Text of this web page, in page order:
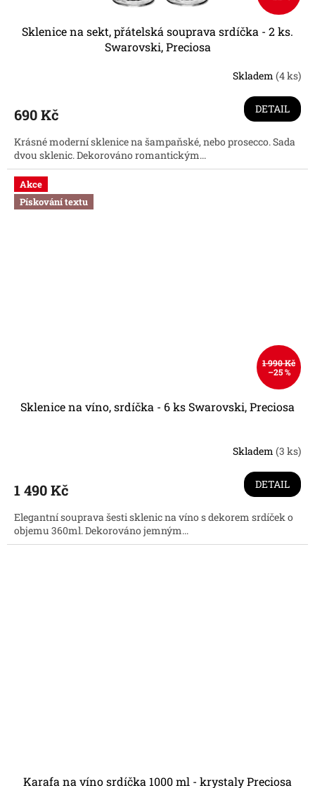
Sklenice na sekt, přátelská souprava srdíčka - 2 ks.
Swarovski, Preciosa
je
z
5
hvězdiček.
Skladem(4 ks)
690 Kč DETAIL
Krásné moderní sklenice na šampaňské, nebo prosecco. Sada
dvou sklenic. Dekorováno romantickým...
Akce
Pískování textu
1 990 Kč
–25 %
Sklenice na víno, srdíčka - 6 ks Swarovski, Preciosa
je
z
5
hvězdiček.
Skladem(3 ks)
1 490 Kč DETAIL
Elegantní souprava šesti sklenic na víno s dekorem srdíček o
objemu 360ml. Dekorováno jemným...
Karafa na víno srdíčka 1000 ml - krystaly Preciosa